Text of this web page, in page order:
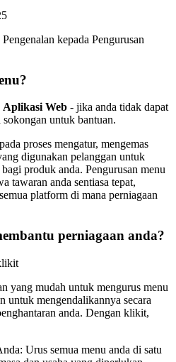
kepada Pengurusan
Aplikasi Web - jika anda tidak dapat
untuk bantuan.
proses mengatur, mengemas
digunakan pelanggan untuk
produk anda. Pengurusan menu
tawaran anda sentiasa tepat,
platform di mana perniagaan
perniagaan anda?
yang mudah untuk mengurus menu
untuk mengendalikannya secara
anda. Dengan klikit,
Urus semua menu anda di satu